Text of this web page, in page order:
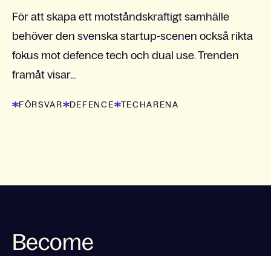
För att skapa ett motståndskraftigt samhälle
behöver den svenska startup-scenen också rikta
fokus mot defence tech och dual use. Trenden
framåt visar...
FÖRSVAR DEFENCE TECHARENA
Become